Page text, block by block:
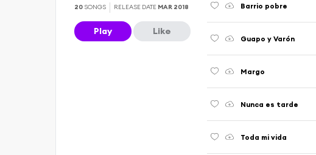
20 SONGS RELEASE DATE MAR 2018
Play Like
Barrio pobre
Guapo y Varón
Margo
Nunca es tarde
Toda mi vida